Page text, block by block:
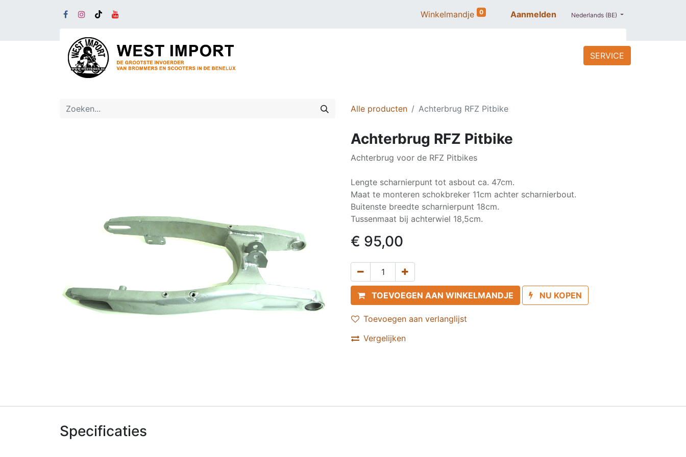
Winkelmandje 0 Aanmelden Nederlands (BE)
PROMO
SERVICE
Alle producten Achterbrug RFZ Pitbike
Achterbrug RFZ Pitbike
Achterbrug voor de RFZ Pitbikes
Lengte scharnierpunt tot asbout ca. 47cm.
Maat te monteren schokbreker 11cm achter scharnierbout.
Buitenste breedte scharnierpunt 18cm.
Tussenmaat bij achterwiel 18,5cm.
€ 95,00
TOEVOEGEN AAN WINKELMANDJE NU KOPEN
Toevoegen aan verlanglijst
Vergelijken
Specificaties